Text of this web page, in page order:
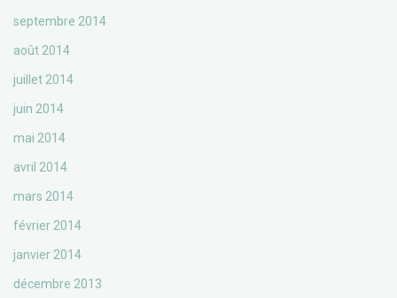
septembre 2014
août 2014
juillet 2014
juin 2014
mai 2014
avril 2014
mars 2014
février 2014
janvier 2014
décembre 2013